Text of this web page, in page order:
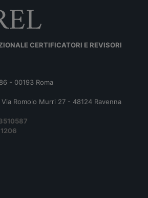
CERTIFICATORI E REVISORI
- 00193 Roma
Romolo Murri 27 - 48124 Ravenna